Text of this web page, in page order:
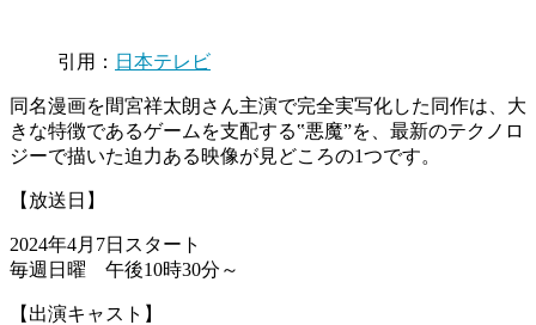
引用： 日本テレビ
同名漫画を間宮祥太朗さん主演で完全実写化した同作は、大
きな特徴であるゲームを支配する‟悪魔”を、最新のテクノロ
ジーで描いた迫力ある映像が見どころの1つです。
【放送日】
2024年4月7日スタート
毎週日曜 午後10時30分～
【出演キャスト】